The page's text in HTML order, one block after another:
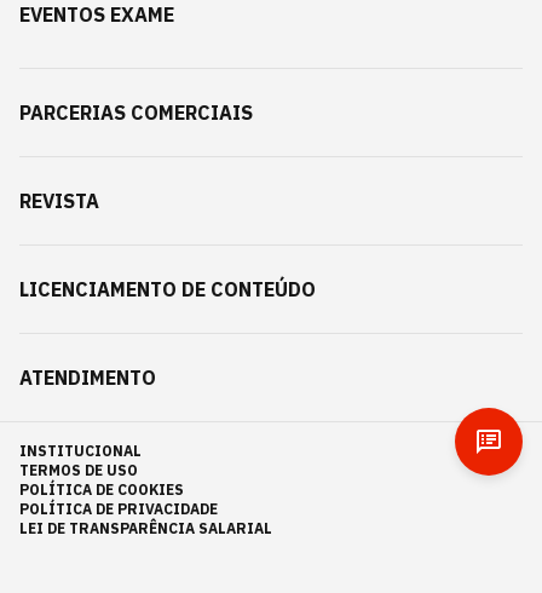
EVENTOS EXAME
PARCERIAS COMERCIAIS
REVISTA
LICENCIAMENTO DE CONTEÚDO
ATENDIMENTO
INSTITUCIONAL
TERMOS DE USO
POLÍTICA DE COOKIES
POLÍTICA DE PRIVACIDADE
LEI DE TRANSPARÊNCIA SALARIAL